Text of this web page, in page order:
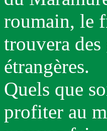
roumain, le
trouvera
étrangères.
Quels que
profiter au